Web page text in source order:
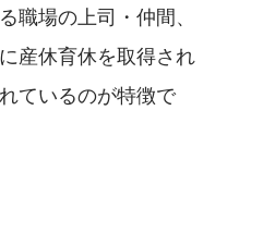
場の上司・仲間、
産休育休を取得され
ているのが特徴で